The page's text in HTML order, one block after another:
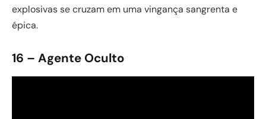
explosivas se cruzam em uma vingança sangrenta e
épica.
16 – Agente Oculto